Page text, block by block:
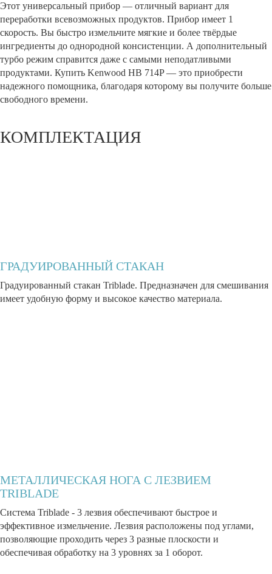
Этот универсальный прибор — отличный вариант для
переработки всевозможных продуктов. Прибор имеет 1
скорость. Вы быстро измельчите мягкие и более твёрдые
ингредиенты до однородной консистенции. А дополнительный
турбо режим справится даже с самыми неподатливыми
продуктами. Купить Kenwood HB 714P — это приобрести
надежного помощника, благодаря которому вы получите больше
свободного времени.
КОМПЛЕКТАЦИЯ
ГРАДУИРОВАННЫЙ СТАКАН
Градуированный стакан Triblade. Предназначен для смешивания
имеет удобную форму и высокое качество материала.
МЕТАЛЛИЧЕСКАЯ НОГА С ЛЕЗВИЕМ
TRIBLADE
Система Triblade - 3 лезвия обеспечивают быстрое и
эффективное измельчение. Лезвия расположены под углами,
позволяющие проходить через 3 разные плоскости и
обеспечивая обработку на 3 уровнях за 1 оборот.